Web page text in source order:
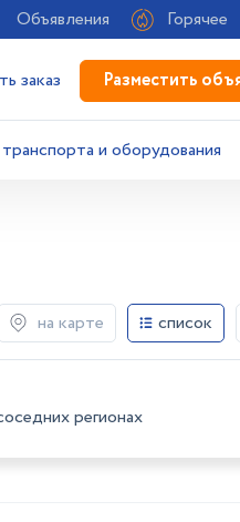
Объявления Горячее
заказ Разместить
и оборудования
на карте список
регионах